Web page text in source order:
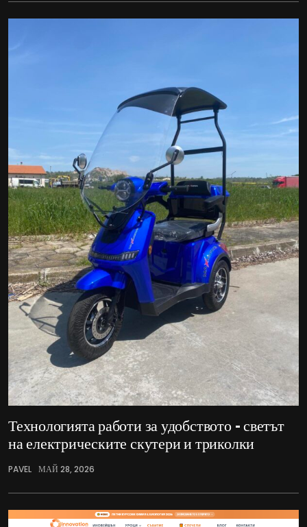
Технологията работи за удобството – светът
на електрическите скутери и триколки
PAVEL МАЙ 28, 2026